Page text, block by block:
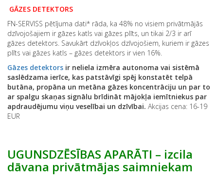
GĀZES DETEKTORS
FN-SERVISS pētījuma dati* rāda, ka 48% no visiem privātmājās
dzīvojošajiem ir gāzes katls vai gāzes plīts, un tikai 2/3 ir arī
plīts vai gāzes katls – gāzes detektors ir vien 16%.
Gāzes detektorsir neliela izmēra autonoma vai sistēmā
saslēdzama ierīce, kas patstāvīgi spēj konstatēt telpā
butāna, propāna un metāna gāzes koncentrāciju un par to
ar spalgu skaņas signālu brīdināt mājokļa iemītniekus par
UGUNSDZĒSĪBAS APARĀTI – izcila